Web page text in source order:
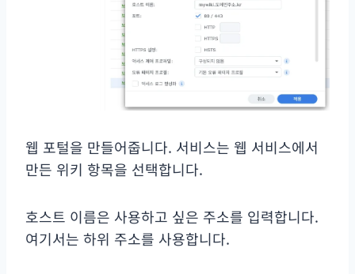
웹 포털을 만들어줍니다. 서비스는 웹 서비스에서
만든 위키 항목을 선택합니다.
호스트 이름은 사용하고 싶은 주소를 입력합니다.
여기서는 하위 주소를 사용합니다.